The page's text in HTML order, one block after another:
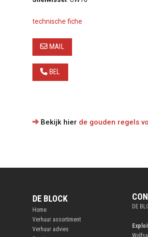
technische fiche
MAIL
BEL
Bekijk hier de gouden regels
DE BLOCK
Home
Verhuur assortiment
Verhuur advies
DE